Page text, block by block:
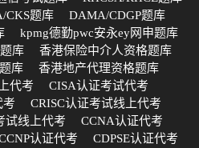
CKS题库
DAMA/CDGP题库
kpmg德勤pwc安永ey网申题库
库
香港保险中介人资格题库
库
香港地产代理资格题库
代考
CISA认证考试代考
考
CRISC认证考试线上代考
试线上代考
CCNA认证代考
认证代考
CDPSE认证代考